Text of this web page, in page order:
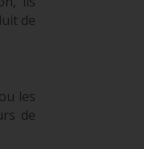
de
les
de